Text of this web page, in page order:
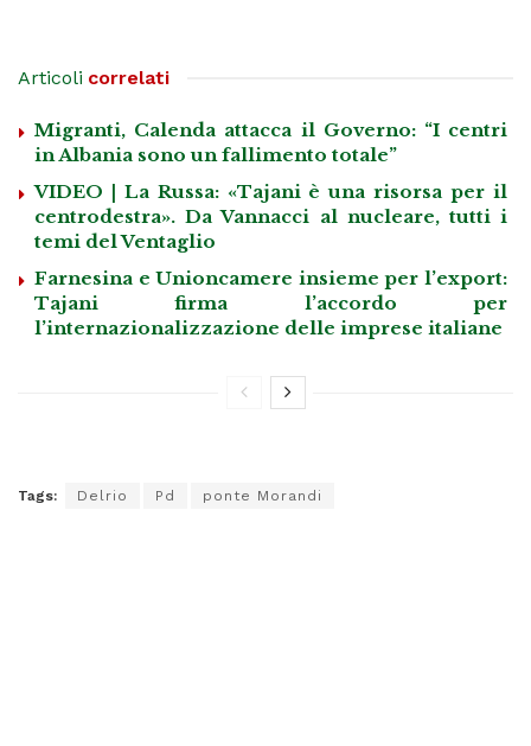
Articoli correlati
Migranti, Calenda attacca il Governo: “I centri
in Albania sono un fallimento totale”
VIDEO | La Russa: «Tajani è una risorsa per il
centrodestra». Da Vannacci al nucleare, tutti i
temi del Ventaglio
Farnesina e Unioncamere insieme per l’export:
Tajani firma l’accordo per
l’internazionalizzazione delle imprese italiane
Tags: Delrio Pd ponte Morandi